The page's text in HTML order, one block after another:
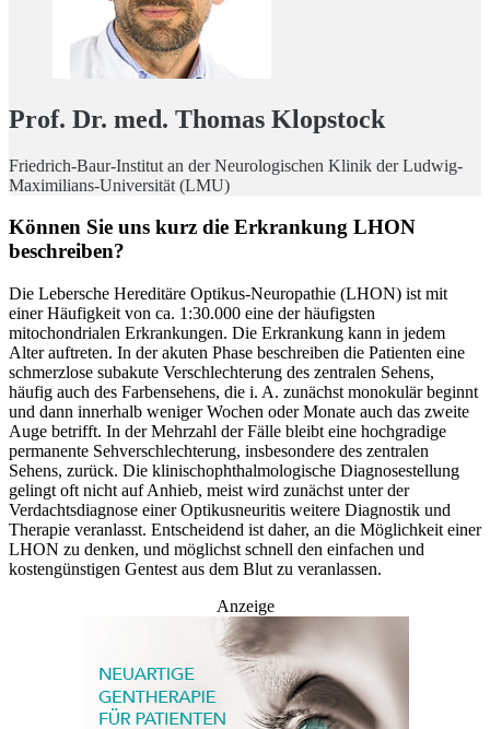
Prof. Dr. med. Thomas Klopstock
Friedrich-Baur-Institut an der Neurologischen Klinik der Ludwig-
Maximilians-Universität (LMU)
Können Sie uns kurz die Erkrankung LHON
beschreiben?
Die Lebersche Hereditäre Optikus-Neuropathie (LHON) ist mit
einer Häufigkeit von ca. 1:30.000 eine der häufigsten
mitochondrialen Erkrankungen. Die Erkrankung kann in jedem
Alter auftreten. In der akuten Phase beschreiben die Patienten eine
schmerzlose subakute Verschlechterung des zentralen Sehens,
häufig auch des Farbensehens, die i. A. zunächst monokulär beginnt
und dann innerhalb weniger Wochen oder Monate auch das zweite
Auge betrifft. In der Mehrzahl der Fälle bleibt eine hochgradige
permanente Sehverschlechterung, insbesondere des zentralen
Sehens, zurück. Die klinischophthalmologische Diagnosestellung
gelingt oft nicht auf Anhieb, meist wird zunächst unter der
Verdachtsdiagnose einer Optikusneuritis weitere Diagnostik und
Therapie veranlasst. Entscheidend ist daher, an die Möglichkeit einer
LHON zu denken, und möglichst schnell den einfachen und
kostengünstigen Gentest aus dem Blut zu veranlassen.
Anzeige